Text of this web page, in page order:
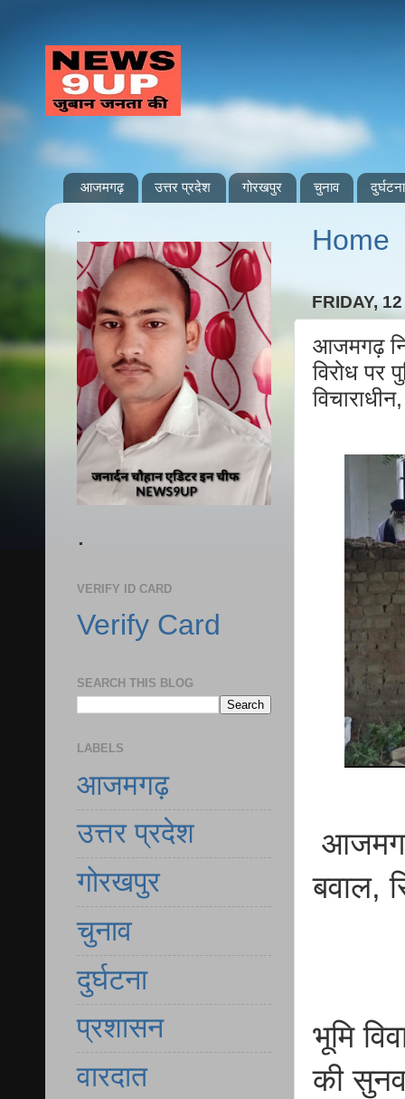
आजमगढ़ उत्तर प्रदेश गोरखपुर चुनाव दुर्घटना
Home
FRIDAY,
आजमगढ़
विरोध पर
आजमगढ़
बवाल,
भूमि
की
.
.
VERIFY ID CARD
Verify Card
SEARCH THIS BLOG
LABELS
आजमगढ़
उत्तर प्रदेश
गोरखपुर
चुनाव
दुर्घटना
प्रशासन
वारदात